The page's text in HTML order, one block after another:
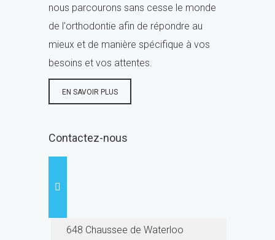
nous parcourons sans cesse le monde
de l'orthodontie afin de répondre au
mieux et de manière spécifique à vos
besoins et vos attentes.
EN SAVOIR PLUS
Contactez-nous
648 Chaussee de Waterloo